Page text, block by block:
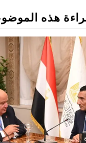
اقتصاد
وزيرا التخطيط
جهود تحقيق أمن الطاقة
اقتصاد
ارتفاع أسعار النفط
المخاوف بشأن مستقبل
في مضيق هرمز
هذه